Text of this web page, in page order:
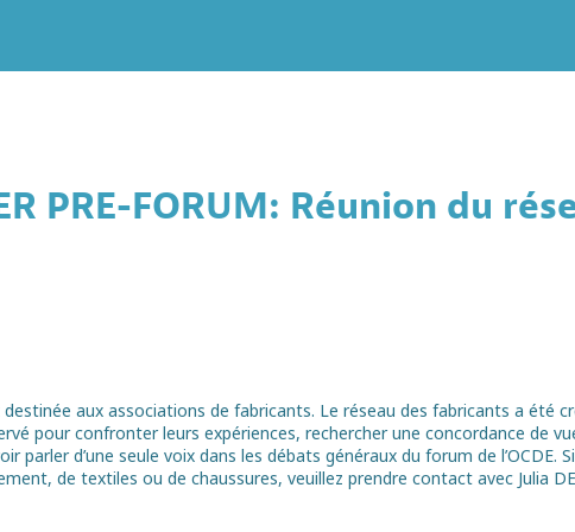
PRE-FORUM: Réunion du
aux associations de fabricants. Le réseau des fabricants a été
pour confronter leurs expériences, rechercher une concordance de
d’une seule voix dans les débats généraux du forum de l’OCDE. Si
de textiles ou de chaussures, veuillez prendre contact avec Julia